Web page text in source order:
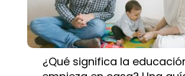
¿Qué significa la